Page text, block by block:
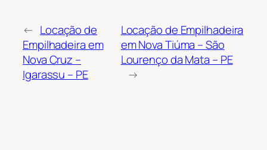
← Locação de
Empilhadeira em
Nova Cruz –
Igarassu – PE
Locação de Empilhadeira
em Nova Tiúma – São
Lourenço da Mata – PE
→